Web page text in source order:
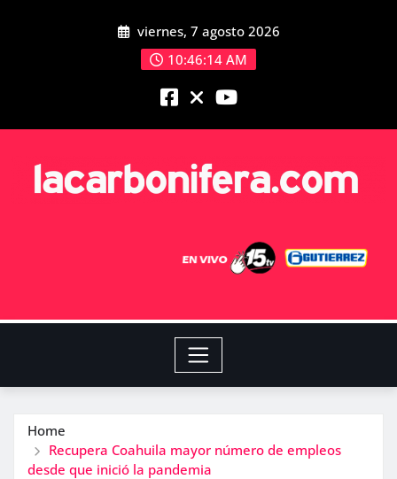
viernes, 7 agosto 2026
10:46:15 AM
Home
Recupera Coahuila mayor número de empleos
desde que inició la pandemia